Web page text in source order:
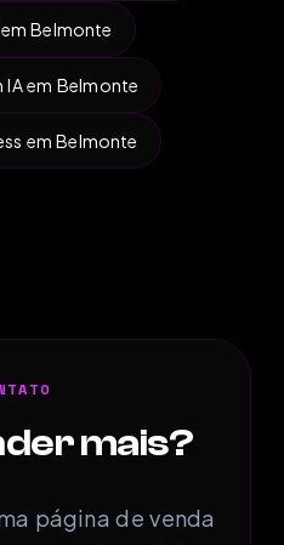
Belmonte
IA em Belmonte
em Belmonte
mais?
página de venda